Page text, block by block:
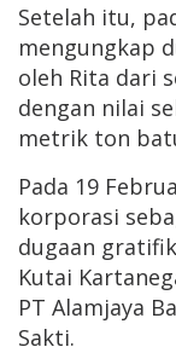
Setelah itu,
mengungkap
oleh Rita dari
dengan nilai
metrik ton
Pada 19
korporasi
dugaan
Kutai
PT Alamjaya
Sakti.